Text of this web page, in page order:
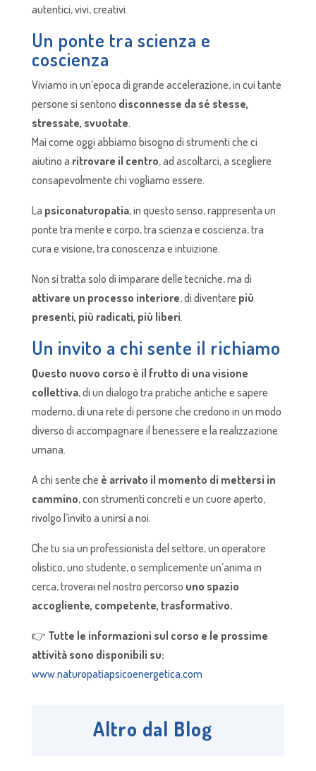
autentici, vivi, creativi.
Un ponte tra scienza e
coscienza
Viviamo in un’epoca di grande accelerazione, in cui tante
persone si sentono disconnesse da sé stesse,
stressate, svuotate.
Mai come oggi abbiamo bisogno di strumenti che ci
aiutino a ritrovare il centro, ad ascoltarci, a scegliere
consapevolmente chi vogliamo essere.
La psiconaturopatia, in questo senso, rappresenta un
ponte tra mente e corpo, tra scienza e coscienza, tra
cura e visione, tra conoscenza e intuizione.
Non si tratta solo di imparare delle tecniche, ma di
attivare un processo interiore, di diventare più
presenti, più radicati, più liberi.
Un invito a chi sente il richiamo
Questo nuovo corso è il frutto di una visione
collettiva, di un dialogo tra pratiche antiche e sapere
moderno, di una rete di persone che credono in un modo
diverso di accompagnare il benessere e la realizzazione
umana.
A chi sente che è arrivato il momento di mettersi in
cammino, con strumenti concreti e un cuore aperto,
rivolgo l’invito a unirsi a noi.
Che tu sia un professionista del settore, un operatore
olistico, uno studente, o semplicemente un’anima in
cerca, troverai nel nostro percorso uno spazio
accogliente, competente, trasformativo.
👉 Tutte le informazioni sul corso e le prossime
attività sono disponibili su:
www.naturopatiapsicoenergetica.com
Altro dal Blog